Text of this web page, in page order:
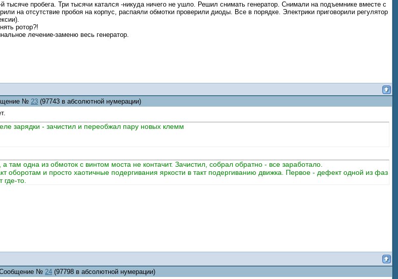
тысяче пробега. Три тысячи катался -никуда ничего не ушло. Решил снимать генератор. Снимали на подъемнике вместе с
на отсутствие пробоя на корпус, распаяли обмотки проверили диоды. Все в порядке. Электрики приговорили регулятор
ротор?!
лечение-заменю весь генератор.
№ 23 (97743 в абсолютной нумерации)
зарядки - зачистил и переобжал пару новых клемм
там одна из обмоток с винтом моста не контачит. Зачистил, собрал обратно - все заработало.
оборотам и просто хаотичные подергивания яркости в такт подергиванию движка. Первое - дефект одной из фаз
где-то.
Сообщение № 24 (97798 в абсолютной нумерации)